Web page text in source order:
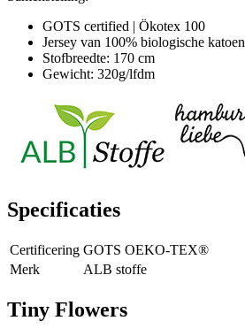
GOTS certified | Ökotex 100
Jersey van 100% biologische katoen
Stofbreedte: 170 cm
Gewicht: 320g/lfdm
Specificaties
Certificering GOTS OEKO-TEX®
Merk
ALB stoffe
Tiny Flowers